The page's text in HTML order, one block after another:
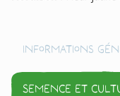
Informations
Semence et